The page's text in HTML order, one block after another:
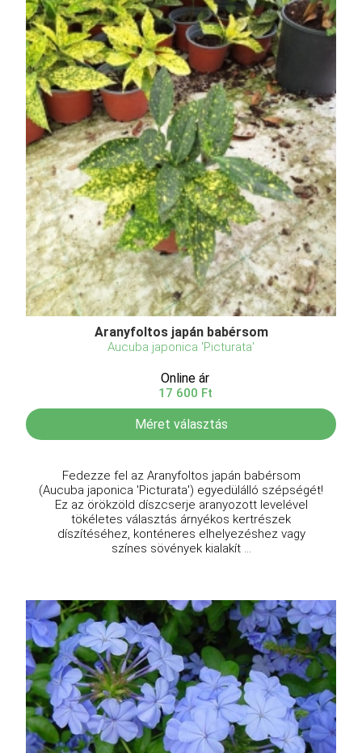
Aranyfoltos japán babérsom
Aucuba japonica 'Picturata'
Online ár
17 600 Ft
Méret választás
Fedezze fel az Aranyfoltos japán babérsom
(Aucuba japonica 'Picturata') egyedülálló szépségét!
Ez az örökzöld díszcserje aranyozott levelével
tökéletes választás árnyékos kertrészek
díszítéséhez, konténeres elhelyezéshez vagy
színes sövények kialakít ...